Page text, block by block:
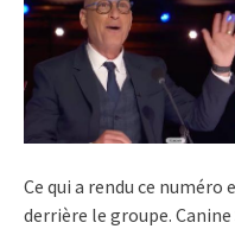
Ce qui a rendu ce numéro
derrière le groupe.